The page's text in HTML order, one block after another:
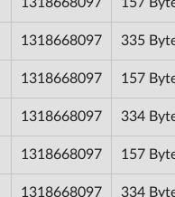
1318668097 335
1318668097 157
1318668097 334
1318668097 157
1318668097 334